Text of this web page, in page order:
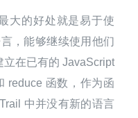
大的好处就是易于使
，能够继续使用他们
在已有的 JavaScript
reduce 函数，作为函
中并没有新的语言